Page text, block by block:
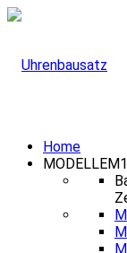
Home
MODELLE